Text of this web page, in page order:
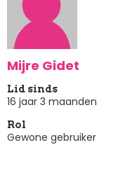
Mijre Gidet
Lid sinds
16 jaar 3 maanden
Rol
Gewone gebruiker